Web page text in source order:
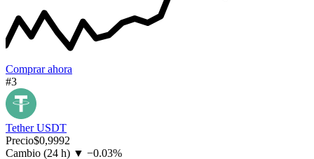
Comprar ahora
#3
Tether USDT
Precio$0,9992
Cambio (24 h) ▼ −0.03%